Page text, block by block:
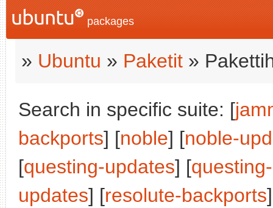
packages
» Ubuntu » Paketit »
Search in specific suite: [
backports] [noble] [noble-
[questing-updates] [
updates] [resolute-backports